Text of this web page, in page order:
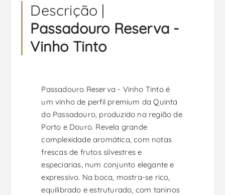
Descrição |
Passadouro Reserva -
Vinho Tinto
Passadouro Reserva - Vinho Tinto é
um vinho de perfil premium da Quinta
do Passadouro, produzido na região de
Porto e Douro. Revela grande
complexidade aromática, com notas
frescas de frutos silvestres e
especiarias, num conjunto elegante e
expressivo. Na boca, mostra-se rico,
equilibrado e estruturado, com taninos